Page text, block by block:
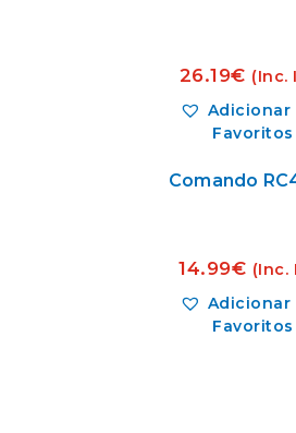
Adicionar
Favoritos
26.19€ (Inc.
Adicionar
Favoritos
Comando
14.99€ (Inc.